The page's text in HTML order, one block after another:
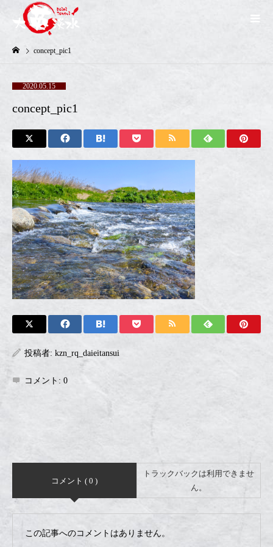
concept_pic1
2020.05.15
concept_pic1
投稿者: kzn_rq_daieitansui
コメント: 0
コメント ( 0 )
トラックバックは利用できませ
ん。
この記事へのコメントはありません。